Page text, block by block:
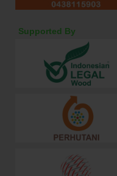
Supported By